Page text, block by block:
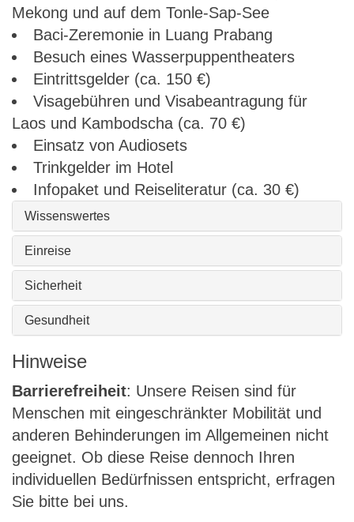
Mekong und auf dem Tonle-Sap-See
Baci-Zeremonie in Luang Prabang
Besuch eines Wasserpuppentheaters
Eintrittsgelder (ca. 150 €)
Visagebühren und Visabeantragung für
Laos und Kambodscha (ca. 70 €)
Einsatz von Audiosets
Trinkgelder im Hotel
Infopaket und Reiseliteratur (ca. 30 €)
Wissenswertes
Einreise
Sicherheit
Gesundheit
Hinweise
Barrierefreiheit: Unsere Reisen sind für
Menschen mit eingeschränkter Mobilität und
anderen Behinderungen im Allgemeinen nicht
geeignet. Ob diese Reise dennoch Ihren
individuellen Bedürfnissen entspricht, erfragen
Sie bitte bei uns.